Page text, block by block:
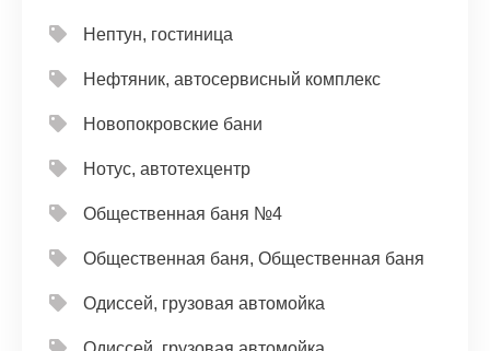
Нептун, гостиница
Нефтяник, автосервисный комплекс
Новопокровские бани
Нотус, автотехцентр
Общественная баня №4
Общественная баня, Общественная баня
Одиссей, грузовая автомойка